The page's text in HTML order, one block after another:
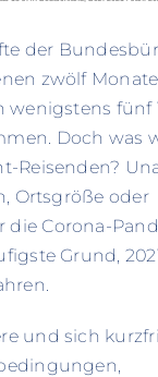
der
zwölf
wenigstens fünf
Doch was
Reisenden?
Ortsgröße oder
die Corona-
Grund,
und sich